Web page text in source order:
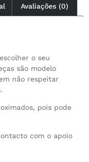
Avaliações (0)
o seu
são modelo
não respeitar
pois pode
com o apoio